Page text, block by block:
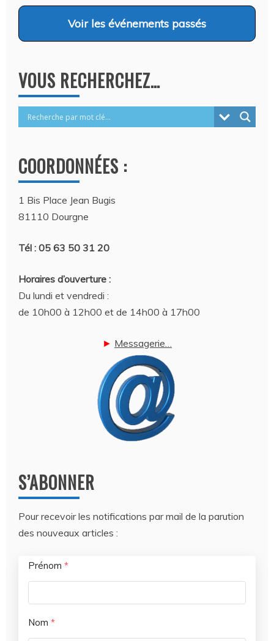
Voir les événements passés
VOUS RECHERCHEZ…
COORDONNÉES :
1 Bis Place Jean Bugis
81110 Dourgne
Tél : 05 63 50 31 20
Horaires d’ouverture :
Du lundi et vendredi :
de 10h00 à 12h00 et de 14h00 à 17h00
► Messagerie…
S’ABONNER
Pour recevoir les notifications par mail de la parution
des nouveaux articles :
Prénom *
Nom *